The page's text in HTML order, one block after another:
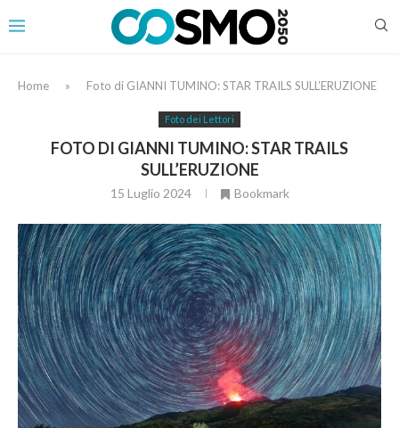
Home » Foto di GIANNI TUMINO: STAR TRAILS SULL’ERUZIONE
Foto dei Lettori
FOTO DI GIANNI TUMINO: STAR TRAILS
SULL’ERUZIONE
15 Luglio 2024 Bookmark